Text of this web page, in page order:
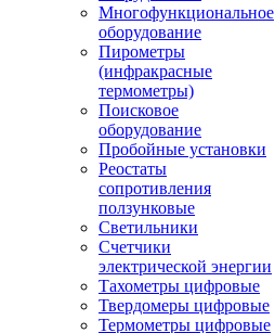
Многофункциональное
оборудование
Пирометры
(инфракрасные
термометры)
Поисковое
оборудование
Пробойные установки
Реостаты
сопротивления
ползунковые
Светильники
Счетчики
электрической энергии
Тахометры цифровые
Твердомеры цифровые
Термометры цифровые